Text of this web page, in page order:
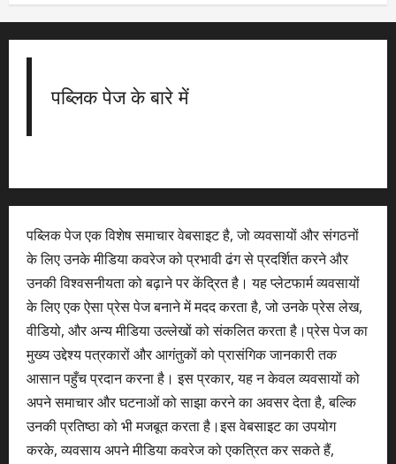
पब्लिक पेज के बारे में
पब्लिक पेज एक विशेष समाचार वेबसाइट है, जो व्यवसायों और संगठनों
के लिए उनके मीडिया कवरेज को प्रभावी ढंग से प्रदर्शित करने और
उनकी विश्वसनीयता को बढ़ाने पर केंद्रित है। यह प्लेटफार्म व्यवसायों
के लिए एक ऐसा प्रेस पेज बनाने में मदद करता है, जो उनके प्रेस लेख,
वीडियो, और अन्य मीडिया उल्लेखों को संकलित करता है।प्रेस पेज का
मुख्य उद्देश्य पत्रकारों और आगंतुकों को प्रासंगिक जानकारी तक
आसान पहुँच प्रदान करना है। इस प्रकार, यह न केवल व्यवसायों को
अपने समाचार और घटनाओं को साझा करने का अवसर देता है, बल्कि
उनकी प्रतिष्ठा को भी मजबूत करता है।इस वेबसाइट का उपयोग
करके, व्यवसाय अपने मीडिया कवरेज को एकत्रित कर सकते हैं,